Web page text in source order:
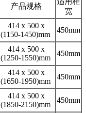
产品规格
宽
414 x 500 x
(1150-1450)mm
450mm
414 x 500 x
(1250-1550)mm
450mm
414 x 500 x
(1650-1950)mm
450mm
414 x 500 x
(1850-2150)mm
450mm